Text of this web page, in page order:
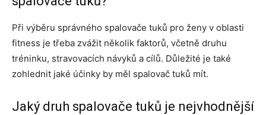
Při výběru správného spalovače tuků pro ženy v oblasti
fitness je třeba zvážit několik faktorů, včetně druhu
tréninku, stravovacích návyků a cílů. Důležité je také
zohlednit jaké účinky by měl spalovač tuků mít.
Jaký druh spalovače tuků je nejvhodnější